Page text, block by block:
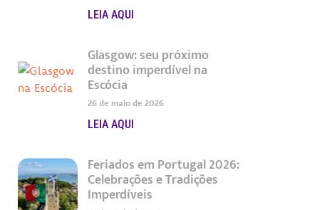
LEIA AQUI
Glasgow: seu próximo
destino imperdível na
Escócia
26 de maio de 2026
LEIA AQUI
Feriados em Portugal 2026:
Celebrações e Tradições
Imperdíveis